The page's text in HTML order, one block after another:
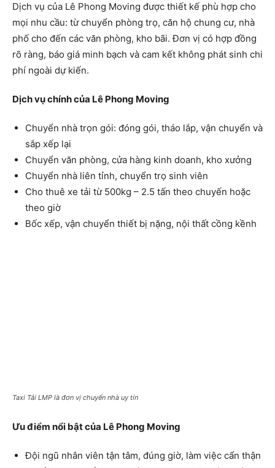
Dịch vụ của Lê Phong Moving được thiết kế phù hợp cho
mọi nhu cầu: từ chuyển phòng trọ, căn hộ chung cư, nhà
phố cho đến các văn phòng, kho bãi. Đơn vị có hợp đồng
rõ ràng, báo giá minh bạch và cam kết không phát sinh chi
phí ngoài dự kiến.
Dịch vụ chính của Lê Phong Moving
Chuyển nhà trọn gói: đóng gói, tháo lắp, vận chuyển và
sắp xếp lại
Chuyển văn phòng, cửa hàng kinh doanh, kho xưởng
Chuyển nhà liên tỉnh, chuyển trọ sinh viên
Cho thuê xe tải từ 500kg – 2.5 tấn theo chuyến hoặc
theo giờ
Bốc xếp, vận chuyển thiết bị nặng, nội thất cồng kềnh
Taxi Tải LMP là đơn vị chuyển nhà uy tín
Ưu điểm nổi bật của Lê Phong Moving
Đội ngũ nhân viên tận tâm, đúng giờ, làm việc cẩn thận